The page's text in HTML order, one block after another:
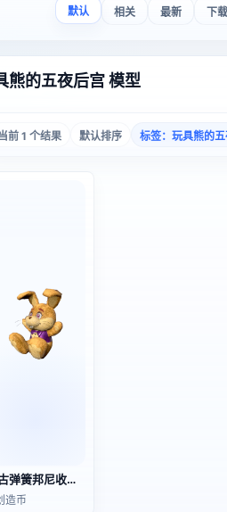
默认 相关 最新 下载
熊的五夜后宫 模型
前 1 个结果 默认排序 标签：玩具熊的
复古弹簧邦尼收藏版毛绒玩具
造币